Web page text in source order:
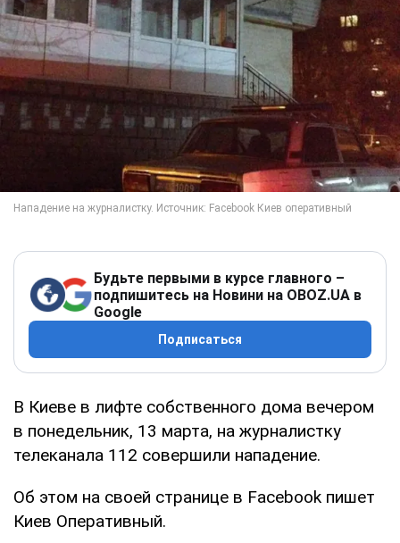
Будьте первыми в курсе главного –
подпишитесь на Новини на OBOZ.UA в
Google
Подписаться
В Киеве в лифте собственного дома вечером
в понедельник, 13 марта, на журналистку
телеканала 112 совершили нападение.
Об этом на своей странице в Facebook пишет
Киев Оперативный.